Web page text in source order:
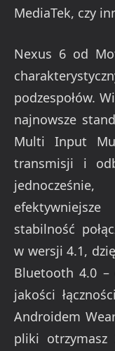
MediaTek, czy
Nexus 6 od
podzespołów.
najnowsze
Multi Input
transmisji i
stabilność
w wersji 4.1,
Bluetooth 4.0 –
jakości
Androidem
pliki